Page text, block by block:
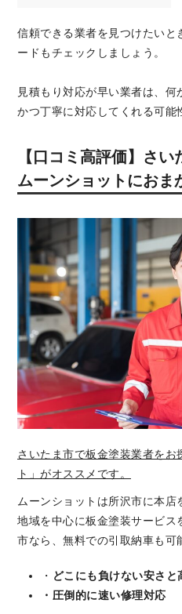
信頼できる業者を見つけたいと
ードもチェックしましょう。
見積もり対応が早い業者は、
かつ丁寧に対応してくれる可能
【口コミ高評価】さ
ムーンショットにおま
さいたま市で板金塗装業者をお
ト」がオススメです。
ムーンショットは所沢市に本店
地域を中心に板金塗装サービス
市なら、無料での引取納車も可
・ どこにも負けない安さと
・圧倒的に速い修理対応